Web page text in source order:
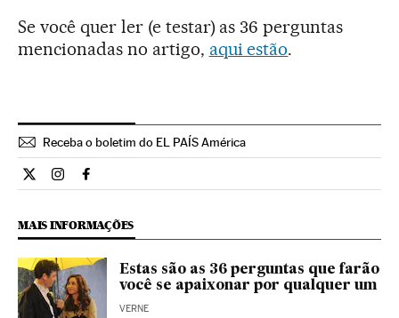
Se você quer ler (e testar) as 36 perguntas
mencionadas no artigo, aqui estão.
Receba o boletim do EL PAÍS América
Ciencia El País Brasil en Twitter
Ciencia El País Brasil en Instagram
Ciencia El País Brasil en Facebook
MAIS INFORMAÇÕES
Estas são as 36 perguntas que farão
você se apaixonar por qualquer um
VERNE